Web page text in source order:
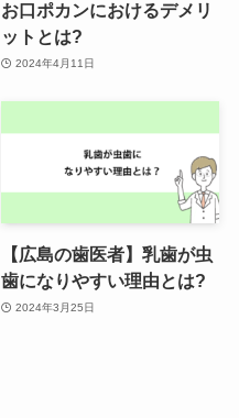
お口ポカンにおけるデメリ
ットとは?
2024年4月11日
【広島の歯医者】乳歯が虫
歯になりやすい理由とは?
2024年3月25日